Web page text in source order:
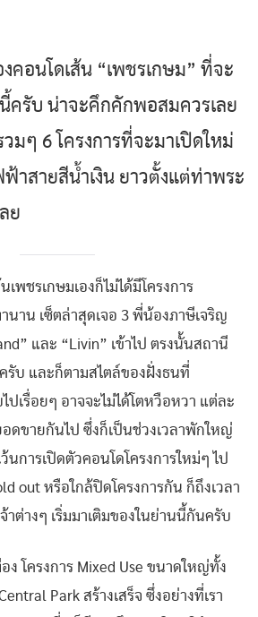
คอนโดเส้น “เพชรเกษม” ที่จะ
ครับ น่าจะคึกคักพอสมควรเลย
มๆ 6 โครงการที่จะมาเปิดใหม่
าสายสีน้ำเงิน ยาวตั้งแต่ท่าพระ
ย
พชรเกษมเองก็ไม่ได้มีโครงการ
นาน เซ็ตล่าสุดเจอ 3 พี่น้องภาษีเจริญ
และ “Livin” เข้าไป ตรงนั้นสถานี
รับ และก็ตามสไตล์ของฝั่งธนที่
ปเรื่อยๆ อาจจะไม่ได้โตหวือหวา แต่ละ
อดขายกันไป ซึ่งก็เป็นช่วงเวลาพักใหญ่
นการเปิดตัวคอนโดโครงการใหม่ๆ ไป
out หรือใกล้ปิดโครงการกัน ก็ถึงเวลา
าต่างๆ เริ่มมาเติมของในย่านนี้กันครับ
ง โครงการ Mixed Use ขนาดใหญ่ทั้ง
Park สร้างเสร็จ ซึ่งอย่างที่เรา